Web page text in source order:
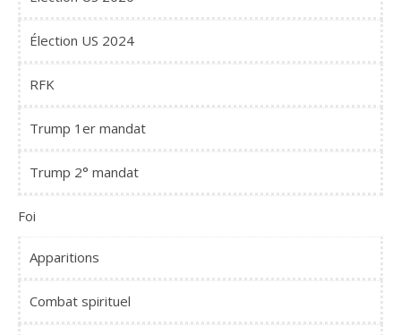
Élection US 2024
RFK
Trump 1er mandat
Trump 2° mandat
Foi
Apparitions
Combat spirituel